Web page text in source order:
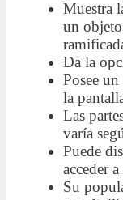
Muestra
un objeto
Da la
Posee
la
Las
varía
Puede
acceder
Su